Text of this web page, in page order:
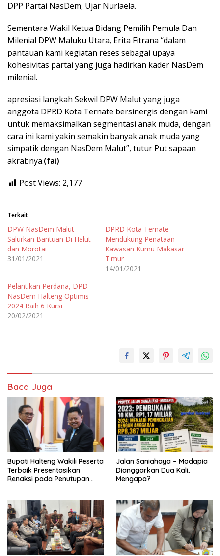
DPP Partai NasDem, Ujar Nurlaela.
Sementara Wakil Ketua Bidang Pemilih Pemula Dan
Milenial DPW Maluku Utara, Erita Fitrana “dalam
pantauan kami kegiatan reses sebagai upaya
kohesivitas partai yang juga hadirkan kader NasDem
milenial.
apresiasi langkah Sekwil DPW Malut yang juga
anggota DPRD Kota Ternate bersinergis dengan kami
untuk memaksimalkan segmentasi anak muda, dengan
cara ini kami yakin semakin banyak anak muda yang
simpatik dengan NasDem Malut”, tutur Put sapaan
akrabnya.(fai)
Post Views: 2,177
Terkait
DPW NasDem Malut
Salurkan Bantuan Di Halut
dan Morotai
31/01/2021
DPRD Kota Ternate
Mendukung Penataan
Kawasan Kumu Makasar
Timur
14/01/2021
Pelantikan Perdana, DPD
NasDem Halteng Optimis
2024 Raih 6 Kursi
20/02/2021
Baca Juga
Bupati Halteng Wakili Peserta
Terbaik Presentasikan
Renaksi pada Penutupan
Jalan Saniahaya – Modapia
Dianggarkan Dua Kali,
Mengapa?